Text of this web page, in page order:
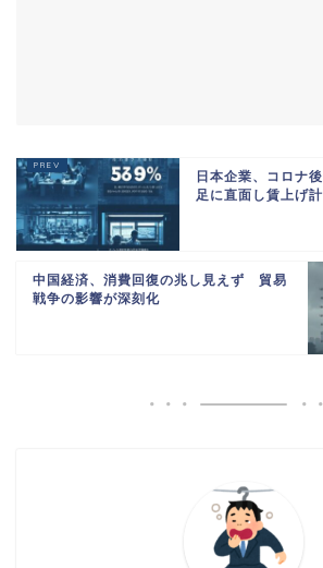
日本企業、コロナ
足に直面し賃上げ
中国経済、消費回復の兆し見えず 貿易
戦争の影響が深刻化